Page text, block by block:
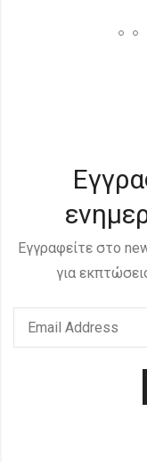
Εγγραφείτε στο
για